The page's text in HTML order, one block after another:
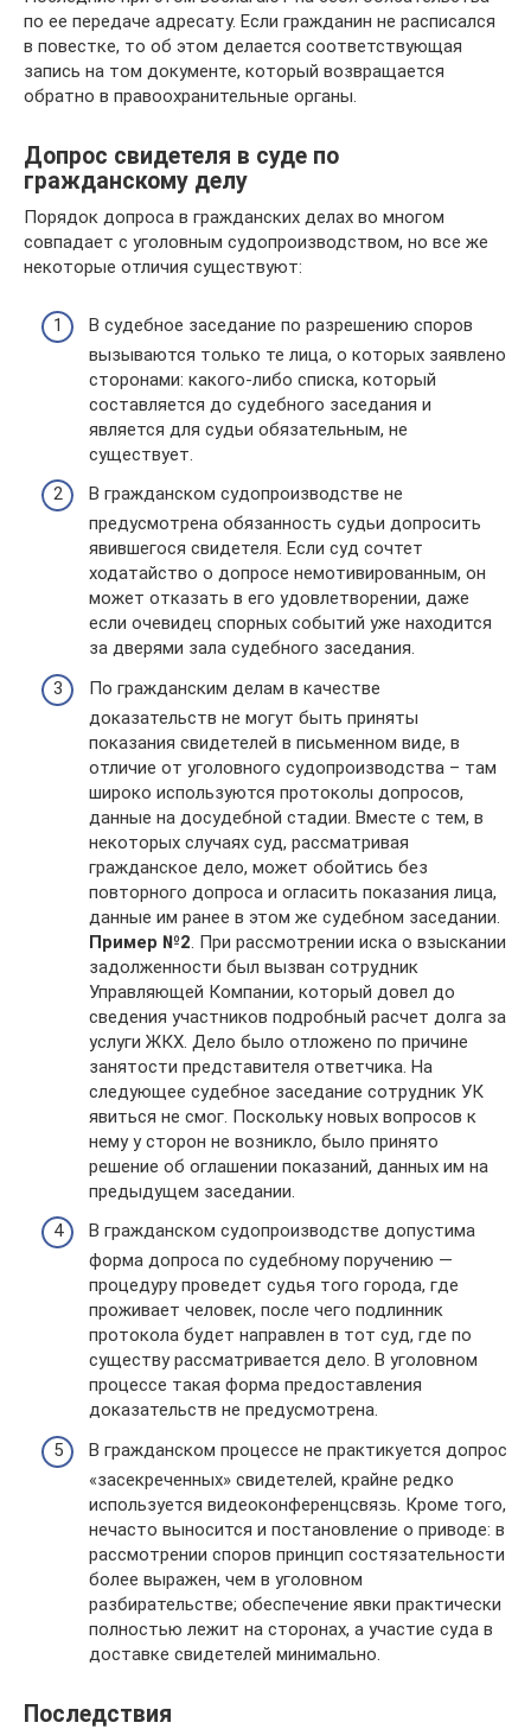
по ее передаче адресату. Если гражданин не расписался
в повестке, то об этом делается соответствующая
запись на том документе, который возвращается
обратно в правоохранительные органы.
Допрос свидетеля в суде по
гражданскому делу
Порядок допроса в гражданских делах во многом
совпадает с уголовным судопроизводством, но все же
некоторые отличия существуют:
В судебное заседание по разрешению споров
вызываются только те лица, о которых заявлено
сторонами: какого-либо списка, который
составляется до судебного заседания и
является для судьи обязательным, не
существует.
В гражданском судопроизводстве не
предусмотрена обязанность судьи допросить
явившегося свидетеля. Если суд сочтет
ходатайство о допросе немотивированным, он
может отказать в его удовлетворении, даже
если очевидец спорных событий уже находится
за дверями зала судебного заседания.
По гражданским делам в качестве
доказательств не могут быть приняты
показания свидетелей в письменном виде, в
отличие от уголовного судопроизводства – там
широко используются протоколы допросов,
данные на досудебной стадии. Вместе с тем, в
некоторых случаях суд, рассматривая
гражданское дело, может обойтись без
повторного допроса и огласить показания лица,
данные им ранее в этом же судебном заседании.
Пример №2 . При рассмотрении иска о взыскании
задолженности был вызван сотрудник
Управляющей Компании, который довел до
сведения участников подробный расчет долга за
услуги ЖКХ. Дело было отложено по причине
занятости представителя ответчика. На
следующее судебное заседание сотрудник УК
явиться не смог. Поскольку новых вопросов к
нему у сторон не возникло, было принято
решение об оглашении показаний, данных им на
предыдущем заседании.
В гражданском судопроизводстве допустима
форма допроса по судебному поручению —
процедуру проведет судья того города, где
проживает человек, после чего подлинник
протокола будет направлен в тот суд, где по
существу рассматривается дело. В уголовном
процессе такая форма предоставления
доказательств не предусмотрена.
В гражданском процессе не практикуется допрос
«засекреченных» свидетелей, крайне редко
используется видеоконференцсвязь. Кроме того,
нечасто выносится и постановление о приводе: в
рассмотрении споров принцип состязательности
более выражен, чем в уголовном
разбирательстве; обеспечение явки практически
полностью лежит на сторонах, а участие суда в
доставке свидетелей минимально.
Последствия